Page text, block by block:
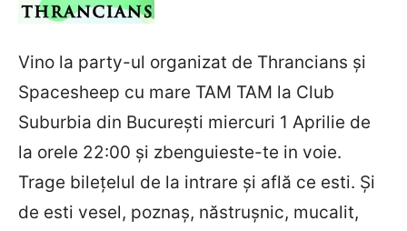
Vino la party-ul organizat de Thrancians şi
Spacesheep cu mare TAM TAM la Club
Suburbia din Bucureşti miercuri 1 Aprilie de
la orele 22:00 şi zbenguieste-te in voie.
Trage bileţelul de la intrare şi află ce esti. Şi
de esti vesel, poznaş, năstruşnic, mucalit,